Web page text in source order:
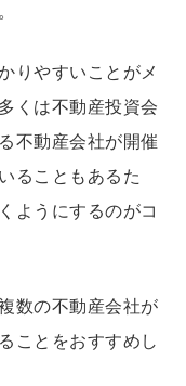
りやすいことがメ
くは不動産投資会
不動産会社が開催
ることもあるた
ようにするのがコ
数の不動産会社が
ことをおすすめし